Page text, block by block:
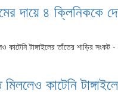
দায়ে ৪ ক্লিনিককে
কাটেনি